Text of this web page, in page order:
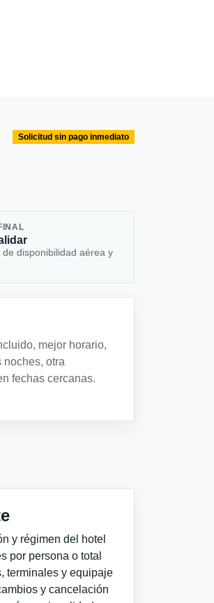
Solicitud sin pago inmediato
de disponibilidad aérea y
mejor horario,
noches, otra
fechas cercanas.
y régimen del hotel
por persona o total
terminales y equipaje
y cancelación